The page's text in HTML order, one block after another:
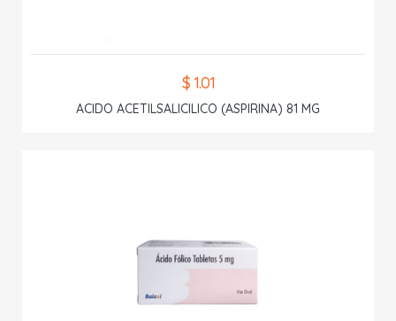
$ 1.01
ACIDO ACETILSALICILICO (ASPIRINA) 81 MG